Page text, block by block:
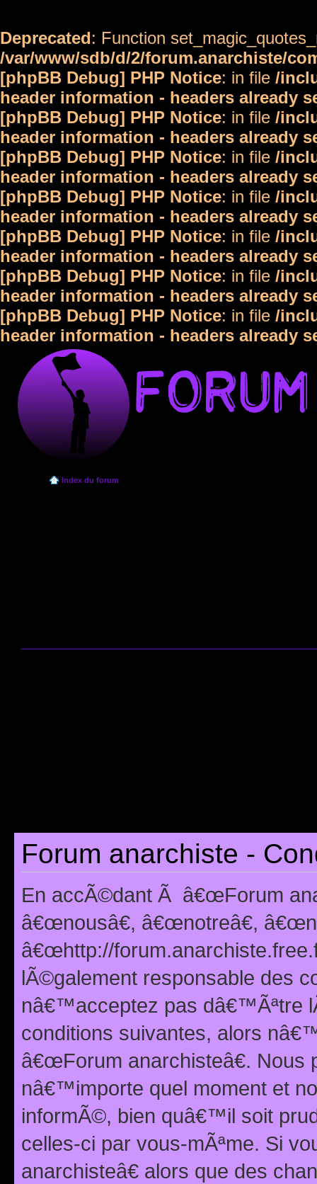
Deprecated: Function
/var/www/sdb/d/2/forum.anarchiste/
[phpBB Debug] PHP Notice: in file /
header information - headers already
[phpBB Debug] PHP Notice: in file /
header information - headers already
[phpBB Debug] PHP Notice: in file /
header information - headers already
[phpBB Debug] PHP Notice: in file /
header information - headers already
[phpBB Debug] PHP Notice: in file /
header information - headers already
[phpBB Debug] PHP Notice: in file /
header information - headers already
[phpBB Debug] PHP Notice: in file /
header information - headers already
Index du forum
Forum anarchiste -
En accÃ©dant Ã â€œForum
â€œnousâ€, â€œnotreâ€,
â€œhttp://
lÃ©galement responsable des
nâ€™acceptez pas dâ€™Ãªtre
conditions suivantes, alors
â€œForum anarchisteâ€.
nâ€™importe quel moment et
informÃ©, bien quâ€™il soit
celles-ci par vous-mÃªme. Si
anarchisteâ€ alors que des